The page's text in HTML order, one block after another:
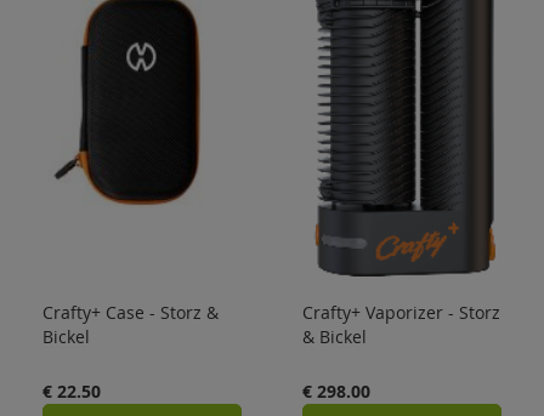
Crafty+ Case - Storz &
Bickel
€ 22.50
Crafty+ Vaporizer - Storz
& Bickel
€ 298.00